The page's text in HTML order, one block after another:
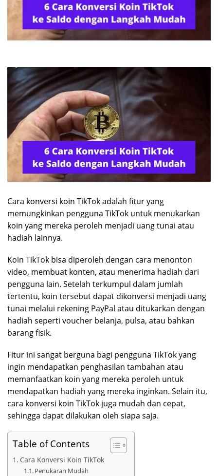
Cara konversi koin TikTok adalah fitur yang
memungkinkan pengguna TikTok untuk menukarkan
koin yang mereka peroleh menjadi uang tunai atau
hadiah lainnya.
Koin TikTok bisa diperoleh dengan cara menonton
video, membuat konten, atau menerima hadiah dari
pengguna lain. Setelah terkumpul dalam jumlah
tertentu, koin tersebut dapat dikonversi menjadi uang
tunai melalui rekening PayPal atau ditukarkan dengan
hadiah seperti voucher belanja, pulsa, atau bahkan
barang fisik.
Fitur ini sangat berguna bagi pengguna TikTok yang
ingin mendapatkan penghasilan tambahan atau
memanfaatkan koin yang mereka peroleh untuk
mendapatkan hadiah yang mereka inginkan. Selain itu,
cara konversi koin TikTok juga mudah dan cepat,
sehingga dapat dilakukan oleh siapa saja.
Table of Contents
Cara Konversi Koin TikTok
Penukaran Mudah